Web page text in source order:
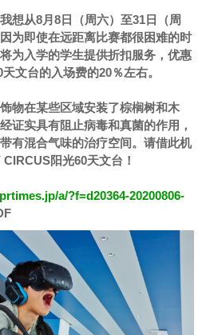
想从8月8日（周六）至31日（周
为即使在远距离比赛都很困难的时
为入学的学生提供折扣服务，优惠
文台的入场费的20％左右。
物在某些区域安装了棕榈树和木
证实具有阻止病毒和真菌的作用，
有混合气味的治疗空间。请借此机
阳光60天文台！
a/?f=d20364-20200806-